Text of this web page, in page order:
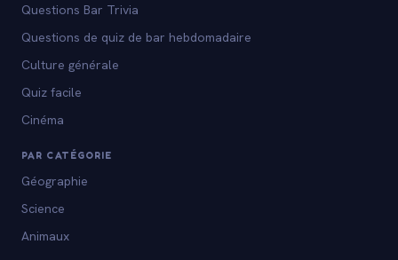
Questions Bar Trivia
Questions de quiz de bar hebdomadaire
Culture générale
Quiz facile
Cinéma
PAR CATÉGORIE
Géographie
Science
Animaux